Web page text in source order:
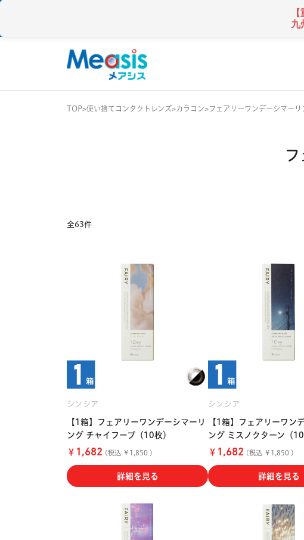
九
クーパー
TOP 使い捨てコンタクトレンズ カラコン フェアリーワンデーシマーリ
全63件
シンシア
【1箱】フェアリーワンデーシマーリ
ング チャイフープ（10枚）
￥ 1,682 (税込 ￥1,850 )
詳細を見る
シンシア
【1箱】フェアリーワン
ング ミスノクターン（10
￥ 1,682 (税込 ￥1,850 )
詳細を見る